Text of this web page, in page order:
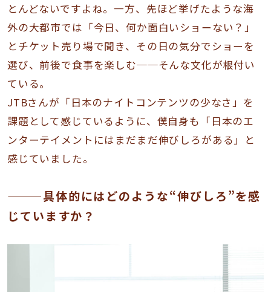
とんどないですよね。一方、先ほど挙げたような海
外の大都市では「今日、何か面白いショーない？」
とチケット売り場で聞き、その日の気分でショーを
選び、前後で食事を楽しむ──そんな文化が根付い
ている。
JTBさんが「日本のナイトコンテンツの少なさ」を
課題として感じているように、僕自身も「日本のエ
ンターテイメントにはまだまだ伸びしろがある」と
感じていました。
———具体的にはどのような“伸びしろ”を感
じていますか？